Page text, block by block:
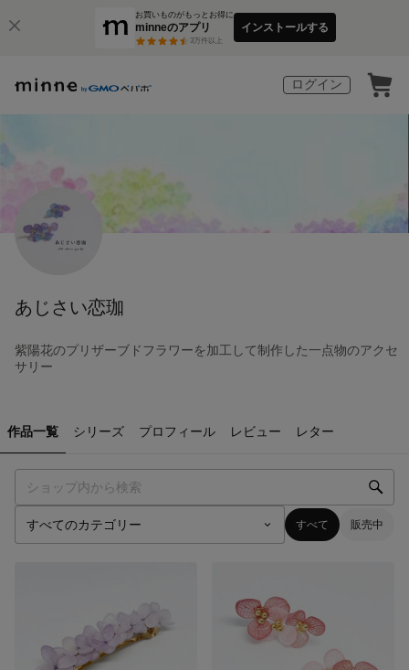
お買いものがもっとお得に
minneのアプリ
3万件以上
インストールする
ログイン
あじさい恋珈
紫陽花のプリザーブドフラワーを加工して制作した一点物のアクセ
サリー
作品一覧 シリーズ プロフィール レビュー レター
すべて 販売中